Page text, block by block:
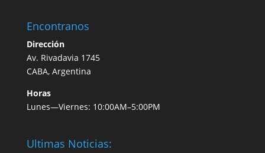
Encontranos
Dirección
Av. Rivadavia 1745
CABA, Argentina
Horas
Lunes—Viernes: 10:00AM–5:00PM
Ultimas Noticias: